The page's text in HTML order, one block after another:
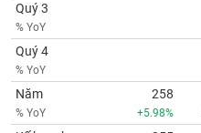
Quý 3
% YoY
Quý 4
% YoY
Năm
% YoY
258
+5.98%
Mã
chứng
khoán
(-)
Tất cả